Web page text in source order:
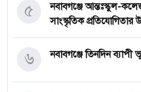
নবাবগঞ্জে আন্তঃস্কুল-
সাংস্কৃতিক প্রতিযোগিতার
৫
নবাবগঞ্জে তিনদিন ব্যাপী
৬